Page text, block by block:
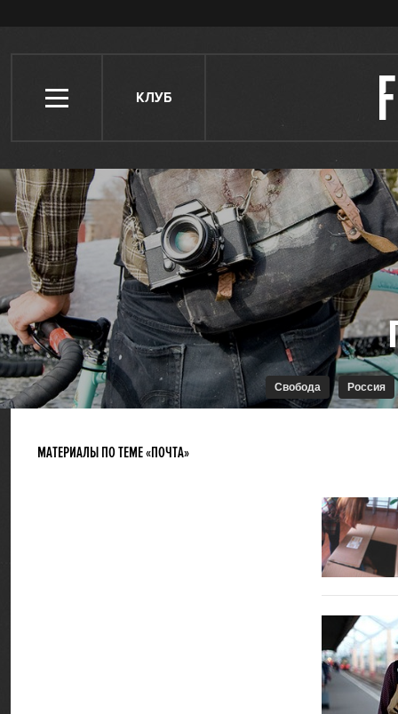
КЛУБ
Свобода Россия
МАТЕРИАЛЫ ПО ТЕМЕ «ПОЧТА»